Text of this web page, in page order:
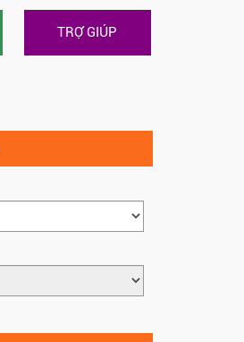
TRỢ GIÚP